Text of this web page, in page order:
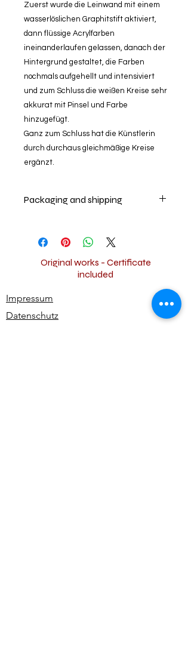
Zuerst wurde die Leinwand mit einem
wasserlöslichen Graphitstift aktiviert,
dann flüssige Acrylfarben
ineinanderlaufen gelassen, danach der
Hintergrund gestaltet, die Farben
nochmals aufgehellt und intensiviert
und zum Schluss die weißen Kreise sehr
akkurat mit Pinsel und Farbe
hinzugefügt.
Ganz zum Schluss hat die Künstlerin
durch durchaus gleichmäßige Kreise
ergänzt.
Packaging and shipping
Original works - Certificate
included
Impressum
Datenschutz